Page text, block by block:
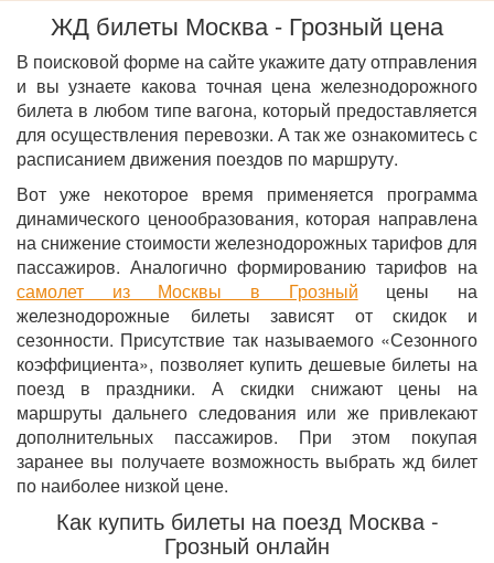
ЖД билеты Москва - Грозный цена
В поисковой форме на сайте укажите дату отправления
и вы узнаете какова точная цена железнодорожного
билета в любом типе вагона, который предоставляется
для осуществления перевозки. А так же ознакомитесь с
расписанием движения поездов по маршруту.
Вот уже некоторое время применяется программа
динамического ценообразования, которая направлена
на снижение стоимости железнодорожных тарифов для
пассажиров. Аналогично формированию тарифов на
самолет из Москвы в Грозный цены на
железнодорожные билеты зависят от скидок и
сезонности. Присутствие так называемого «Сезонного
коэффициента», позволяет купить дешевые билеты на
поезд в праздники. А скидки снижают цены на
маршруты дальнего следования или же привлекают
дополнительных пассажиров. При этом покупая
заранее вы получаете возможность выбрать жд билет
по наиболее низкой цене.
Как купить билеты на поезд Москва -
Грозный онлайн